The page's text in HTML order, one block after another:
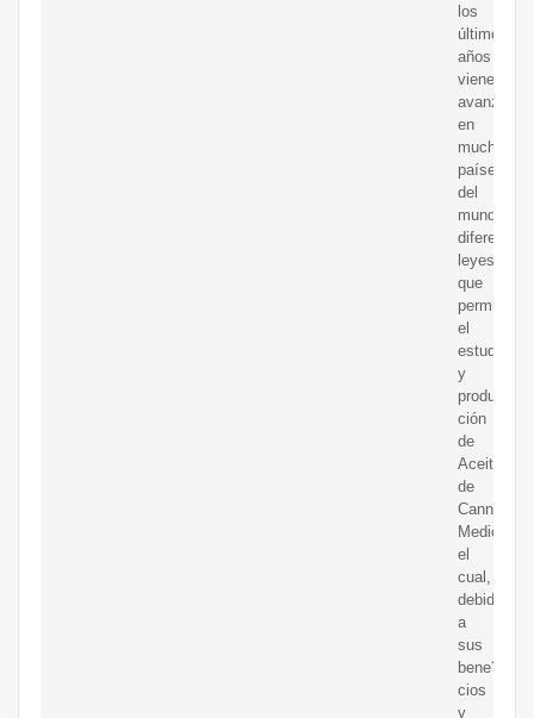
los
últimos
años
vienen
avanzando
en
muchos
países
del
mundo
diferentes
leyes
que
permiten
el
estudio
y
produc-
ción
de
Aceite
de
Cannabis
Medicinal,
el
cual,
debido
a
sus
bene?
cios
y